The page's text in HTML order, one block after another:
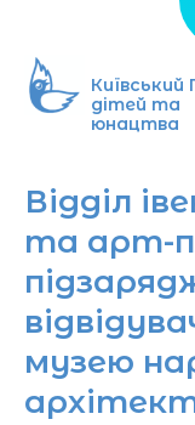
вмісту
Київський
дітей та
юнацтва
Відділ
та арт-
музею